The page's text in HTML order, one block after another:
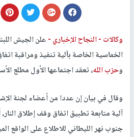
وكالات -النجاح الإخباري -علن الجيش
الخماسية الخاصة بآلية تنفيذ ومراقبة
وحزب الله، تعقد اجتماعها الأول مطلع
وقال في بيان إن عددا من أعضاء لجنة
آلية متابعة تطبيق اتفاق وقف إطلاق
جنوب نهر الليطاني للاطلاع على الواقع